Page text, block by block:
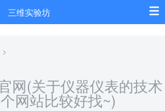
三维实验坊
网(关于仪器仪表的技术
网站比较好找~)